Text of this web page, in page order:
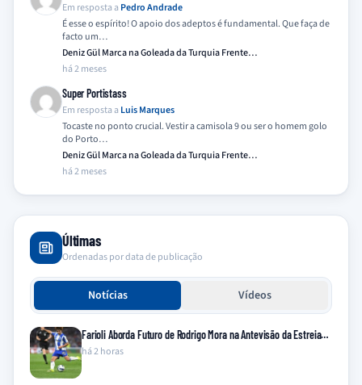
Em resposta a Pedro Andrade
É esse o espírito! O apoio dos adeptos é fundamental. Que faça de
facto um…
Deniz Gül Marca na Goleada da Turquia Frente…
há 2 meses
Super Portistass
Em resposta a Luis Marques
Tocaste no ponto crucial. Vestir a camisola 9 ou ser o homem golo
do Porto…
Deniz Gül Marca na Goleada da Turquia Frente…
há 2 meses
Últimas
Ordenadas por data de publicação
Notícias Vídeos
Farioli Aborda Futuro de Rodrigo Mora na Antevisão da Estreia…
há 2 horas